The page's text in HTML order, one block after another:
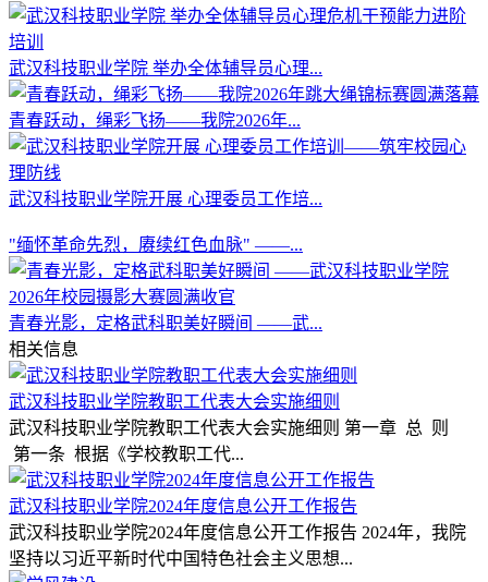
武汉科技职业学院 举办全体辅导员心理...
青春跃动，绳彩飞扬——我院2026年...
武汉科技职业学院开展 心理委员工作培...
"缅怀革命先烈，赓续红色血脉" ——...
青春光影，定格武科职美好瞬间 ——武...
相关信息
武汉科技职业学院教职工代表大会实施细则
武汉科技职业学院教职工代表大会实施细则 第一章 总 则
第一条 根据《学校教职工代...
武汉科技职业学院2024年度信息公开工作报告
武汉科技职业学院2024年度信息公开工作报告 2024年，我院
坚持以习近平新时代中国特色社会主义思想...